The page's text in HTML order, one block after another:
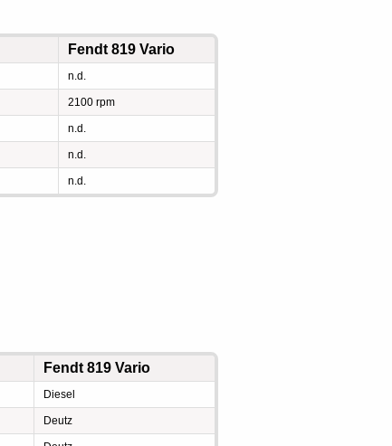
Fendt 819 Vario
n.d.
2100 rpm
n.d.
n.d.
n.d.
Fendt 819 Vario
Diesel
Deutz